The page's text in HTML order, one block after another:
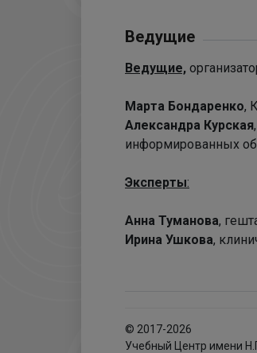
Ведущие
Ведущие,
Марта Бондаренко,
Александра Курская
информированных
Эксперты:
Анна Туманова,
Ирина Ушкова,
© 2017-2026
Учебный Центр имени